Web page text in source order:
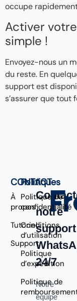
occupe
Activer
simple !
Envoyez-nous un
du reste. En
support est
s’assurer que tout
CONTACT
À
propos
Tutoriel
Support
Politiques
Politique de
confidentialité
Conditions
d’utilisation
Politique
d’expédition
Politique de
notre
support
24/7
Notre
équipe